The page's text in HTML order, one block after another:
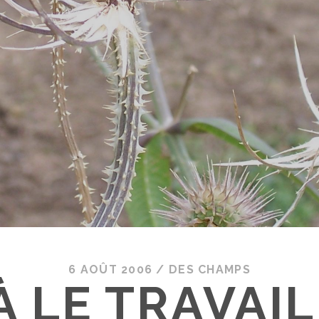
6 AOÛT 2006 / DES CHAMPS
LE